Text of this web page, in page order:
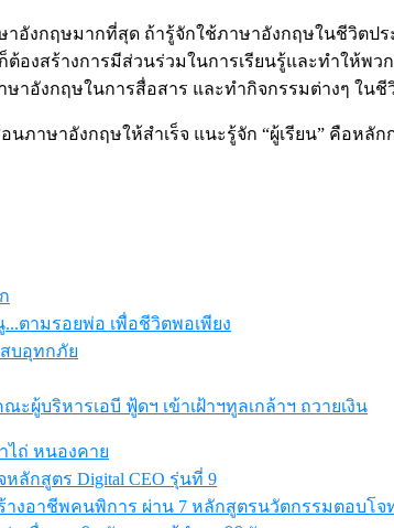
าอังกฤษมากที่สุด ถ้ารู้จักใช้ภาษาอังกฤษในชีวิต
องสร้างการมีส่วนร่วมในการเรียนรู้และทำให้พ
อังกฤษในการสื่อสาร และทำกิจกรรมต่างๆ ในชี
นภาษาอังกฤษให้สำเร็จ แนะรู้จัก “ผู้เรียน” คือห
ตามรอยพ่อ เพื่อชีวิตพอเพียง
บอุทกภัย
ผู้บริหารเอบี ฟู้ดฯ เข้าเฝ้าฯทูลเกล้าฯ ถวายเงิน
ไถ่ หนองคาย
ลักสูตร Digital CEO รุ่นที่ 9
งอาชีพคนพิการ ผ่าน 7 หลักสูตรนวัตกรรมตอบโจ